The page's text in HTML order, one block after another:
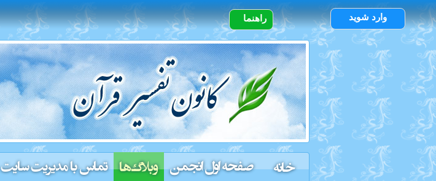
راهنما وارد شوید
خانه صفحه اول انجمن وبلاگ‌ها تماس با مدیریت سایت